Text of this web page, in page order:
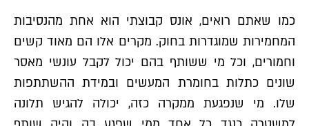
כמו שאתם רואים, אונס קבוצתי הוא אחת מהנסיבות
המחמירות שמוגדרות בחוק. מקרים אלו הם מאוד קשים
וחמורים, וכל מי ששותף בהם יכול לקבל עונשי מאסר
שונים כתלות בחומרת המעשים ובמידת ההשתתפות
שלו. מי שנפגעת ממקרה כזה, יכולה להגיש תלונה